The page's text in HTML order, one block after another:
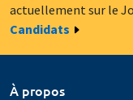
actuellement sur le
Candidats
À propos